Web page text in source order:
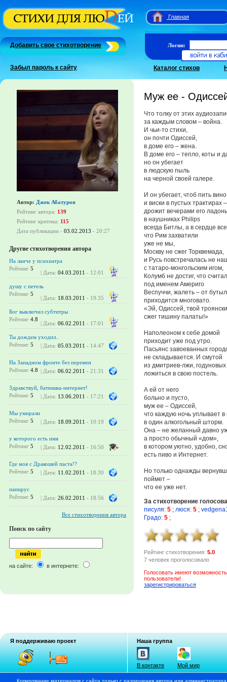
Главная
Добавить свое стихотворение
Забыл пароль к сайту
Логин:
Каталог стихов
Автор: Джек Абатуров
Рейтинг автора: 139
Рейтинг критика: 115
Дата публикации - 03.02.2013 - 20:27
Другие стихотворения автора
На ланче у психиатра
Рейтинг 5
| Дата: 04.03.2011 - 12:01
душу с петель
Рейтинг 5
| Дата: 18.03.2011 - 19:35
Бог выключил субтитры
Рейтинг 4.8
| Дата: 06.02.2011 - 17:01
Ты дождем уходил..
Рейтинг 5 | Дата: 05.03.2011 - 14:47
На Западном фронте без перемен
Рейтинг 4.8 | Дата: 06.02.2011 - 21:31
Здравствуй, батюшка-интернет!
Рейтинг 5 | Дата: 13.06.2011 - 17:21
Мы умирали
Рейтинг 5 | Дата: 18.09.2011 - 10:19
у которого есть имя
Рейтинг 5 | Дата: 12.02.2011 - 16:50
Где моя с Дракошей паста!?
Рейтинг 5 | Дата: 11.02.2011 - 18:30
папирус
Рейтинг 5 | Дата: 26.02.2011 - 18:56
Все стихотворения автора
Поиск по сайту
на сайте: в интернете:
Муж ее -
Что толку от этих
за каждым словом – война.
И чьи-то стихи,
он почти Одиссей,
в доме его – жена.
В доме его – тепло, коты и
но он убегает
в людскую пыль
на черной своей галере.
И он убегает, чтоб пить вино
и виски в пустых трактирах –
дрожит вечерами его
в наушниках Philips
всегда Битлы, а в сердце
что Рим захватили
уже не мы,
Москву не сжег Торквемада,
и Русь повстречалась не
с татаро-монгольским игом,
Колумб не достиг, что
под именем Америго
Веспуччи, жалеть – от
приходится многовато.
«Эй, Одиссей, твой
сжег тишину палаты!»
Наполеоном к себе домой
приходит уже под утро.
Пасьянс завоеванных
не складывается. И смутой
из дмитриев-лжи,
ложиться в свою постель.
А ей от него
больно и пусто,
муж ее – Одиссей,
что каждую ночь уплывает в
в один алкогольный шторм.
Она – не желанный давно
а просто обычный «дом»,
в котором уютно, удобно,
есть пиво и Интернет.
Но только однажды
поймет –
что ее уже нет.
За стихотворение
писуля: 5 ; люся: 5 ;
Градо: 5 ;
Рейтинг стихотворения: 5.0
7 человек проголосовало
Голосовать имеют
пользователи!
зарегистрироваться
Я поддерживаю проект Наша группа
В контакте Мой мир
Копирование материалов с сайта только с разрешения автора или